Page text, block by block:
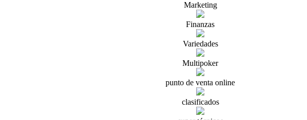
Marketing
Finanzas
Variedades
Multipoker
punto de venta online
clasificados